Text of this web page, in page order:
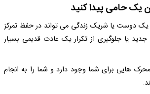
یک حامی پیدا کنید
دوست یا شریک زندگی می تواند در حفظ تمرکز
یا جلوگیری از تکرار یک عادت قدیمی بسیار
هایی برای شما وجود دارد و شما را به انجام